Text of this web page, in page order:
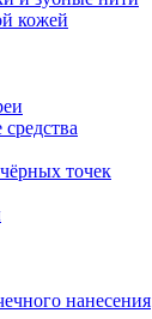
кожей
точек
нанесения